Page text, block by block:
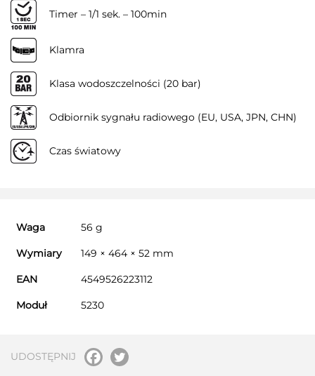
Timer – 1/1 sek. – 100min
Klamra
Klasa wodoszczelności (20 bar)
Odbiornik sygnału radiowego (EU, USA, JPN, CHN)
Czas światowy
Waga 56 g
Wymiary 149 × 464 × 52 mm
EAN 4549526223112
Moduł 5230
UDOSTĘPNIJ